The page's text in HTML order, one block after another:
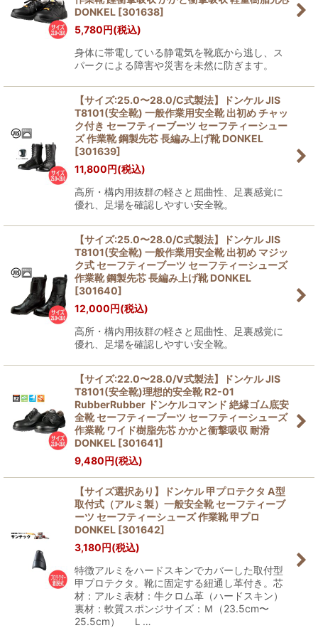
DONKEL [301638]
5,780円(税込)
身体に帯電している静電気を靴底から逃し、ス
パークによる障害や災害を未然に防ぎます。
【サイズ:25.0〜28.0/C式製法】ドンケル JIS
T8101(安全靴) 一般作業用安全靴 出初め チャッ
ク付き セーフティーブーツ セーフティーシュー
ズ 作業靴 鋼製先芯 長編み上げ靴 DONKEL
[301639]
11,800円(税込)
高所・構内用抜群の軽さと屈曲性、足裏感覚に
優れ、足場を確認しやすい安全靴。
【サイズ:25.0〜28.0/C式製法】ドンケル JIS
T8101(安全靴) 一般作業用安全靴 出初め マジッ
ク式 セーフティーブーツ セーフティーシューズ
作業靴 鋼製先芯 長編み上げ靴 DONKEL
[301640]
12,000円(税込)
高所・構内用抜群の軽さと屈曲性、足裏感覚に
優れ、足場を確認しやすい安全靴。
【サイズ:22.0〜28.0/V式製法】ドンケル JIS
T8101(安全靴)理想的安全靴 R2-01
RubberRubber ドンケルコマンド 絶縁ゴム底安
全靴 セーフティーブーツ セーフティーシューズ
作業靴 ワイド樹脂先芯 かかと衝撃吸収 耐滑
DONKEL [301641]
9,480円(税込)
【サイズ選択あり】ドンケル 甲プロテクタ A型
取付式（アルミ製）一般安全靴 セーフティーブ
ーツ セーフティーシューズ 作業靴 甲プロ
DONKEL [301642]
3,180円(税込)
特徴アルミをハードスキンでカバーした取付型
甲プロテクタ。靴に固定する紐通し革付き。芯
材：アルミ表材：牛クロム革（ハードスキン）
裏材：軟質スポンジサイズ：Ｍ（23.5cm〜
25.5cm） Ｌ…